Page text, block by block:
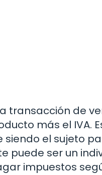
transacción de
más el IVA.
el sujeto
puede ser un
impuestos